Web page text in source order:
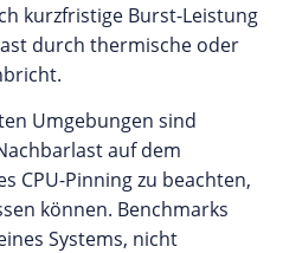
kurzfristige Burst-Leistung
durch thermische oder
Umgebungen sind
auf dem
CPU-Pinning zu beachten,
können. Benchmarks
Systems, nicht